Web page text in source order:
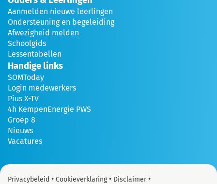
Aanmelden nieuwe leerlingen
Ondersteuning en begeleiding
Afwezigheid melden
Schoolgids
Lessentabellen
Handige links
SOMToday
Login medewerkers
Pius X-TV
4h KempenEnergie PWS
Groep 8
Nieuws
Vacatures
Privacybeleid • Cookieverklaring• Disclaimer•